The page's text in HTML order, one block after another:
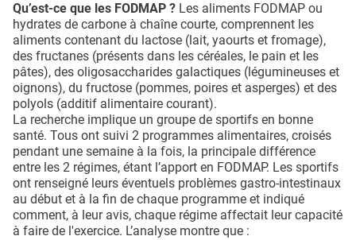
Qu’est-ce que les FODMAP ? Les aliments FODMAP ou
hydrates de carbone à chaîne courte, comprennent les
aliments contenant du lactose (lait, yaourts et fromage),
des fructanes (présents dans les céréales, le pain et les
pâtes), des oligosaccharides galactiques (légumineuses et
oignons), du fructose (pommes, poires et asperges) et des
polyols (additif alimentaire courant).
La recherche implique un groupe de sportifs en bonne
santé. Tous ont suivi 2 programmes alimentaires, croisés
pendant une semaine à la fois, la principale différence
entre les 2 régimes, étant l’apport en FODMAP. Les sportifs
ont renseigné leurs éventuels problèmes gastro-intestinaux
au début et à la fin de chaque programme et indiqué
comment, à leur avis, chaque régime affectait leur capacité
à faire de l'exercice. L’analyse montre que :